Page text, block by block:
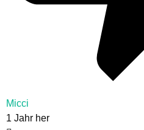
Micci
1 Jahr her